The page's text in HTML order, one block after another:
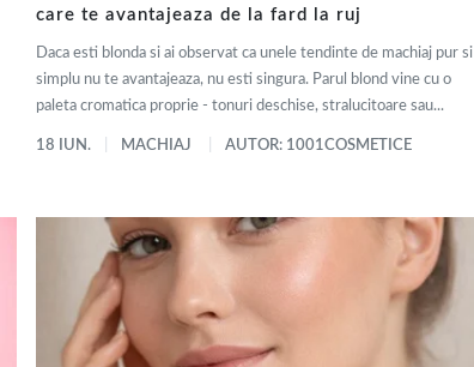
care te avantajeaza de la fard la ruj
Daca esti blonda si ai observat ca unele tendinte de machiaj pur si
simplu nu te avantajeaza, nu esti singura. Parul blond vine cu o
paleta cromatica proprie - tonuri deschise, stralucitoare sau...
18 IUN. MACHIAJ AUTOR: 1001COSMETICE